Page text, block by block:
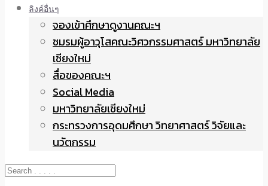
ลิงค์อื่นๆ
จองเข้าศึกษาดูงานคณะฯ
ชมรมผู้อาวุโสคณะวิศวกรรมศาสตร์ มหาวิทยาลัย
เชียงใหม่
สื่อของคณะฯ
Social Media
มหาวิทยาลัยเชียงใหม่
กระทรวงการอุดมศึกษา วิทยาศาสตร์ วิจัยและ
นวัตกรรม